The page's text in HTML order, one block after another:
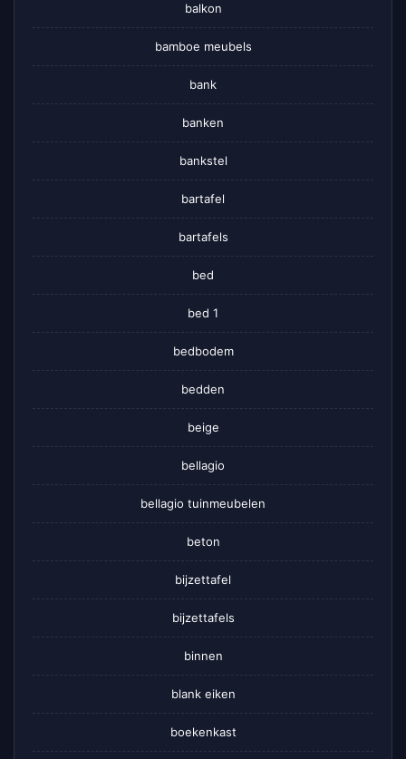
balkon
bamboe meubels
bank
banken
bankstel
bartafel
bartafels
bed
bed 1
bedbodem
bedden
beige
bellagio
bellagio tuinmeubelen
beton
bijzettafel
bijzettafels
binnen
blank eiken
boekenkast